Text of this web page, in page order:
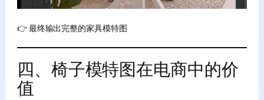
👉 最终输出完整的家具模特图
四、椅子模特图在电商中的价
值